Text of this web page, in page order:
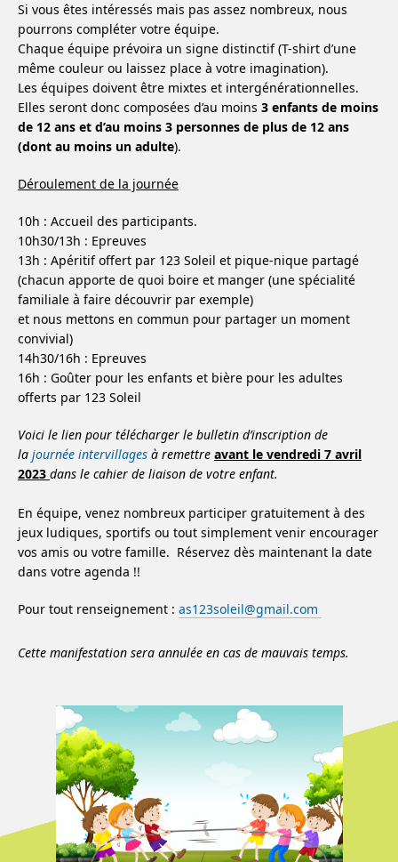
Si vous êtes intéressés mais pas assez nombreux, nous
pourrons compléter votre équipe.
Chaque équipe prévoira un signe distinctif (T-shirt d’une
même couleur ou laissez place à votre imagination).
Les équipes doivent être mixtes et intergénérationnelles.
Elles seront donc composées d’au moins 3 enfants de moins
de 12 ans et d’au moins 3 personnes de plus de 12 ans
(dont au moins un adulte).
Déroulement de la journée
10h : Accueil des participants.
10h30/13h : Epreuves
13h : Apéritif offert par 123 Soleil et pique-nique partagé
(chacun apporte de quoi boire et manger (une spécialité
familiale à faire découvrir par exemple)
et nous mettons en commun pour partager un moment
convivial)
14h30/16h : Epreuves
16h : Goûter pour les enfants et bière pour les adultes
offerts par 123 Soleil
Voici le lien pour télécharger le bulletin d’inscription de
la journée intervillages à remettre avant le vendredi 7 avril
2023 dans le cahier de liaison de votre enfant.
En équipe, venez nombreux participer gratuitement à des
jeux ludiques, sportifs ou tout simplement venir encourager
vos amis ou votre famille. Réservez dès maintenant la date
dans votre agenda !!
Pour tout renseignement : as123soleil@gmail.com
Cette manifestation sera annulée en cas de mauvais temps.